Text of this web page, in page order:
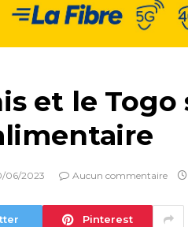
et le
06/2023 Aucun commentaire
Pinterest